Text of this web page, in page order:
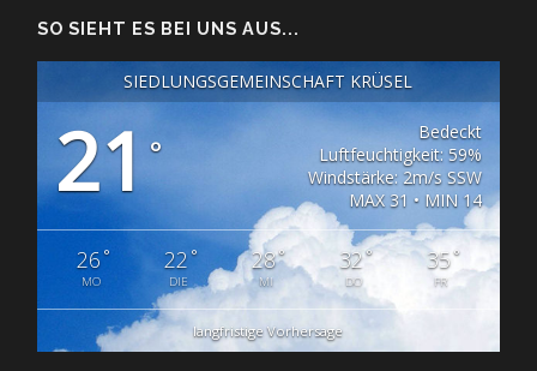
SO SIEHT ES BEI UNS AUS...
SIEDLUNGSGEMEINSCHAFT KRÜSEL
21°
Bedeckt
Luftfeuchtigkeit: 59%
Windstärke: 2m/s SSW
MAX 31 • MIN 14
26°
MO
22 °
DIE
28°
MI
32°
DO
35°
FR
langfristige Vorhersage